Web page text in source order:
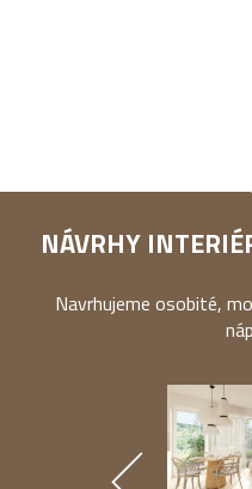
NÁVRHY
Navrhujeme osobité,